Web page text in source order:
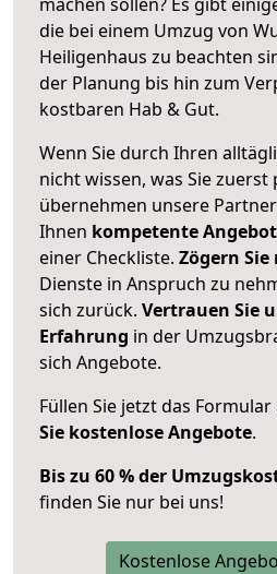
die bei einem Umzug von
Heiligenhaus zu beachten
der Planung bis hin zum
kostbaren Hab & Gut.
Wenn Sie durch Ihren
nicht wissen, was Sie zuerst
übernehmen unsere
Ihnen kompetente
einer Checkliste. Zögern
Dienste in Anspruch zu
sich zurück. Vertrauen Sie
Erfahrung in der
sich Angebote.
Füllen Sie jetzt das
Sie kostenlose Angebote.
Bis zu 60 % der
finden Sie nur bei uns!
Kostenlose